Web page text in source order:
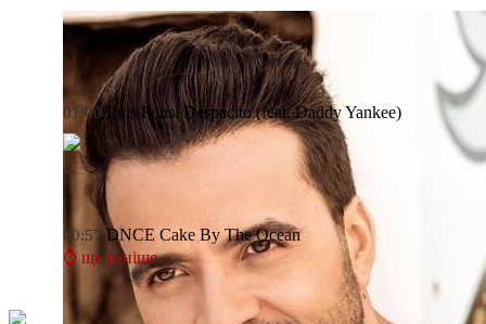
01:00 Luis Fonsi Despacito (feat. Daddy Yankee)
00:57 DNCE Cake By The Ocean
⌚ ще раніше